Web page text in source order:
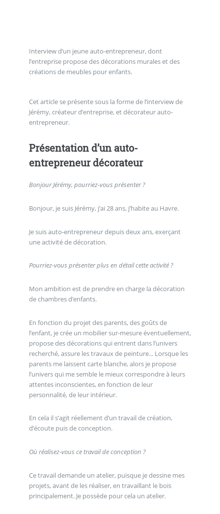
Interview d’un jeune auto-entrepreneur, dont
l’entreprise propose des décorations murales et des
créations de meubles pour enfants.
Cet article se présente sous la forme de l’interview de
Jérémy, créateur d’entreprise, et décorateur auto-
entrepreneur.
Présentation d’un auto-
entrepreneur décorateur
Bonjour Jérémy, pourriez-vous présenter ?
Bonjour, je suis Jérémy, j’ai 28 ans, j’habite au Havre.
Je suis auto-entrepreneur depuis deux ans, exerçant
une activité de décoration.
Pourriez-vous présenter plus en détail cette activité ?
Mon ambition est de prendre en charge la décoration
de chambres d’enfants.
En fonction du projet des parents, des goûts de
l’enfant, je crée un mobilier sur-mesure éventuellement,
propose des décorations qui entrent dans l’univers
recherché, assure les travaux de peinture... Lorsque les
parents me laissent carte blanche, alors je propose
l’univers qui me semble le mieux correspondre à leurs
attentes inconscientes, en fonction de leur
personnalité, de leur intérieur.
En cela il s’agit réellement d’un travail de création,
d’écoute puis de conception.
Où réalisez-vous ce travail de conception ?
Ce travail demande un atelier, puisque je dessine mes
projets, avant de les réaliser, en travaillant le bois
principalement. Je possède pour cela un atelier.